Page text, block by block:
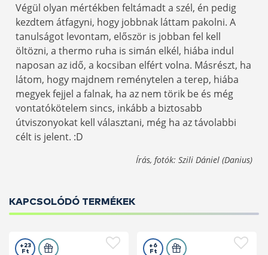
Végül olyan mértékben feltámadt a szél, én pedig
kezdtem átfagyni, hogy jobbnak láttam pakolni. A
tanulságot levontam, először is jobban fel kell
öltözni, a thermo ruha is simán elkél, hiába indul
naposan az idő, a kocsiban elfért volna. Másrészt, ha
látom, hogy majdnem reménytelen a terep, hiába
megyek fejjel a falnak, ha az nem törik be és még
vontatókötelem sincs, inkább a biztosabb
útviszonyokat kell választani, még ha az távolabbi
célt is jelent. :D
Írás, fotók: Szili Dániel (Danius)
KAPCSOLÓDÓ TERMÉKEK
+23
Ft
+6
Ft